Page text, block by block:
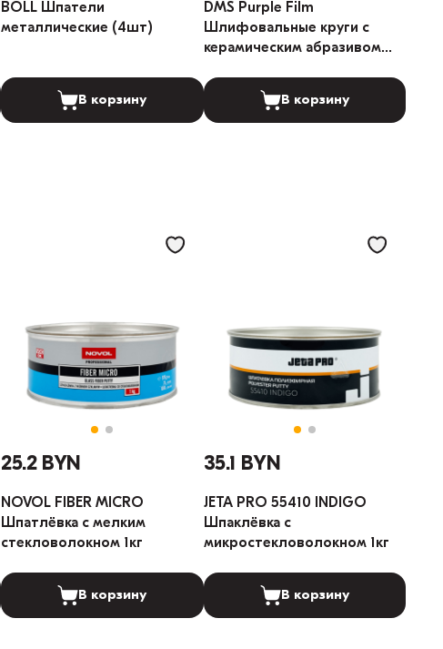
BOLL Шпатели
металлические (4шт)
В корзину
DMS Purple Film
Шлифовальные круги с
керамическим абразивом
(Градация: 80)
В корзину
25.2 BYN
NOVOL FIBER MICRO
Шпатлёвка с мелким
стекловолокном 1кг
В корзину
35.1 BYN
JETA PRO 55410 INDIGO
Шпаклёвка с
микростекловолокном 1кг
В корзину